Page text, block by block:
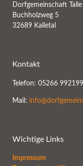
Dorfgemeinschaft Talle
Buchholzweg 5
32689 Kalletal
Kontakt
Telefon: 05266 992199
Mail:
Wichtige Links
Impressum